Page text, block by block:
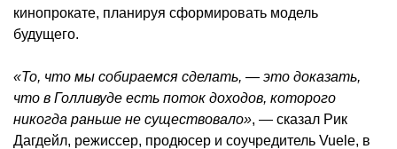
кинопрокате, планируя сформировать модель
будущего.
«То, что мы собираемся сделать, — это доказать,
что в Голливуде есть поток доходов, которого
никогда раньше не существовало», — сказал Рик
Дагдейл, режиссер, продюсер и соучредитель Vuele, в